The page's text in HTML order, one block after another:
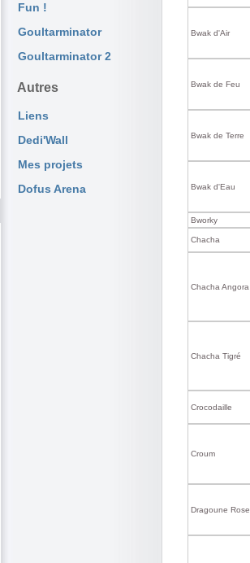
Fun !
Goultarminator
Goultarminator 2
Autres
Liens
Dedi'Wall
Mes projets
Dofus Arena
Bwak d'Air
Bwak de Feu
Bwak de Terre
Bwak d'Eau
Bworky
Chacha
Chacha Angora
Chacha Tigré
Crocodaille
Croum
Dragoune Rose